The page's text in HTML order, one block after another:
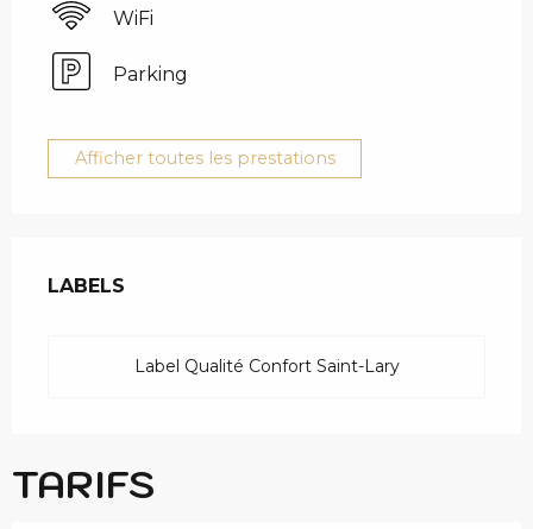
WiFi
Parking
Afficher toutes les prestations
LABELS
LABELS
Label Qualité Confort Saint-Lary
TARIFS